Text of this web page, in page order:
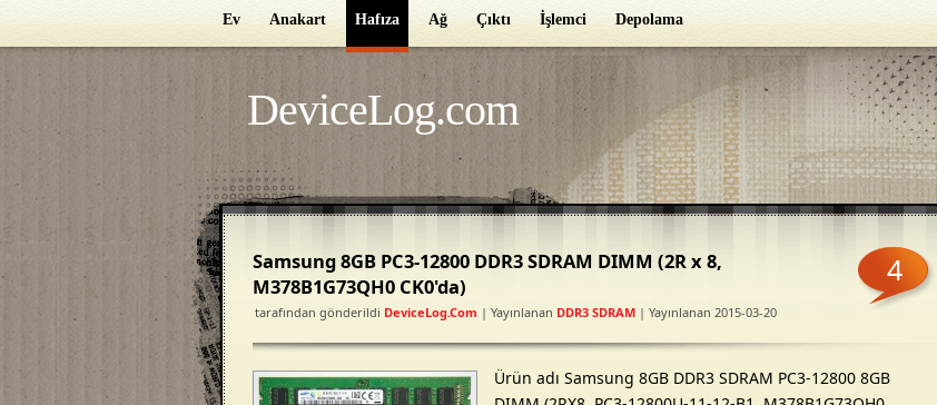
Ev Anakart Hafıza Ağ Çıktı İşlemci Depolama
DeviceLog.com
Samsung 8GB PC3-12800 DDR3 SDRAM DIMM (2R x 8,
M378B1G73QH0 CK0'da)
tarafından gönderildi DeviceLog.com | Yayınlanan DDR3 SDRAM | Yayınlanan 2015-03-20
4
Ürün adı Samsung 8GB DDR3 SDRAM PC3-12800 8GB